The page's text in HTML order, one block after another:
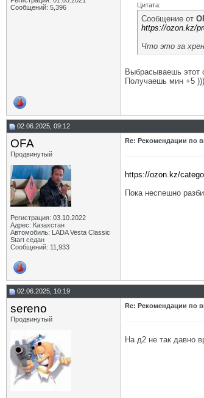
Сообщений: 5,396
Цитата:
Сообщение от
https://ozon.kz/
Что это за
Выбрасываешь этот
Получаешь мин +5
02.06.2025, 09:12
OFA
Продвинутый
Регистрация: 03.10.2022
Адрес: Казахстан
Автомобиль: LADA Vesta Classic
Start седан
Сообщений: 11,933
Re: Рекомендации по
https://ozon.kz/
Пока неспешно
02.06.2025, 10:19
sereno
Продвинутый
Re: Рекомендации по
На д2 не так давно